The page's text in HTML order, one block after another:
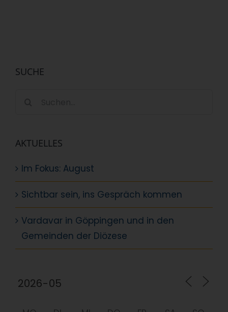
SUCHE
AKTUELLES
Im Fokus: August
Sichtbar sein, ins Gespräch kommen
Vardavar in Göppingen und in den
Gemeinden der Diözese